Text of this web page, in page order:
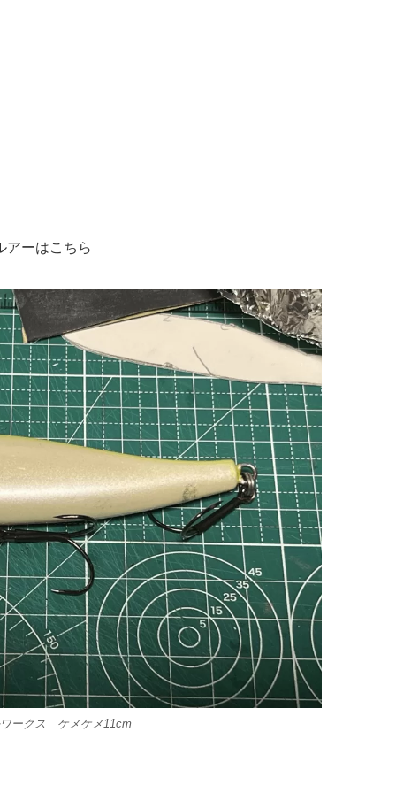
アーはこちら
ワークス ケメケメ11cm